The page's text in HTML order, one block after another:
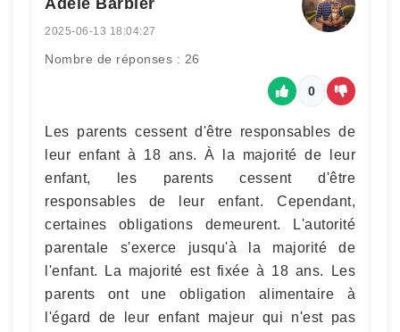
Adèle Barbier
2025-06-13 18:04:27
Nombre de réponses : 26
0
Les parents cessent d'être responsables de
leur enfant à 18 ans. À la majorité de leur
enfant, les parents cessent d'être
responsables de leur enfant. Cependant,
certaines obligations demeurent. L'autorité
parentale s'exerce jusqu'à la majorité de
l'enfant. La majorité est fixée à 18 ans. Les
parents ont une obligation alimentaire à
l'égard de leur enfant majeur qui n'est pas